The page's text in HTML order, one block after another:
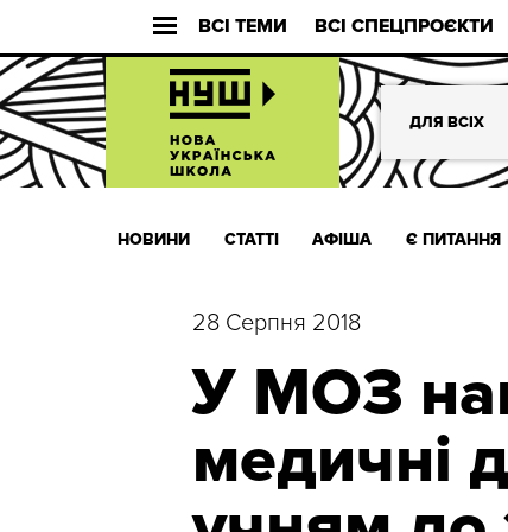
ВСІ ТЕМИ ВСІ СПЕЦПРОЄКТИ
ДЛЯ ВСІХ
НОВИНИ СТАТТІ АФІША Є ПИТАННЯ
28 Серпня 2018
У МОЗ
медичні